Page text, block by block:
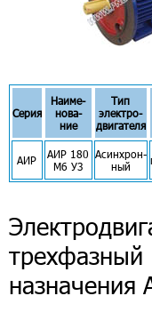
Серия
Наиме-
нова-
ние
Тип
электро-
двигателя
АИР
АИР 180
M6 У3
Асинхрон-
ный